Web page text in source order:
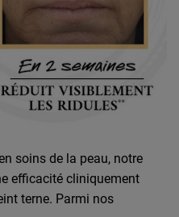
soins de la peau, notre
efficacité cliniquement
terne. Parmi nos